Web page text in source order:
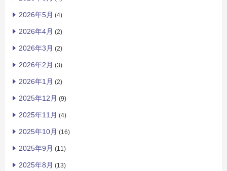
2026年5月 (4)
2026年4月 (2)
2026年3月 (2)
2026年2月 (3)
2026年1月 (2)
2025年12月 (9)
2025年11月 (4)
2025年10月 (16)
2025年9月 (11)
2025年8月 (13)